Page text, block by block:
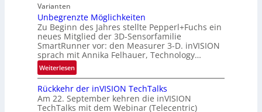
R
a
u
m
f
a
h
r
t
t
n
e
r
s
c
h
a
f
Varianten
Unbegrenzte Möglichkeiten
Zu Beginn des Jahres stellte Pepperl+Fuchs ein
neues Mitglied der 3D-Sensorfamilie
SmartRunner vor: den Measurer 3-D. inVISION
sprach mit Annika Felhauer, Technology…
Weiterlesen:
U
n
b
Rückkehr der inVISION TechTalks
Am 22. September kehren die inVISION
TechTalks mit dem Webinar (Telecentric)